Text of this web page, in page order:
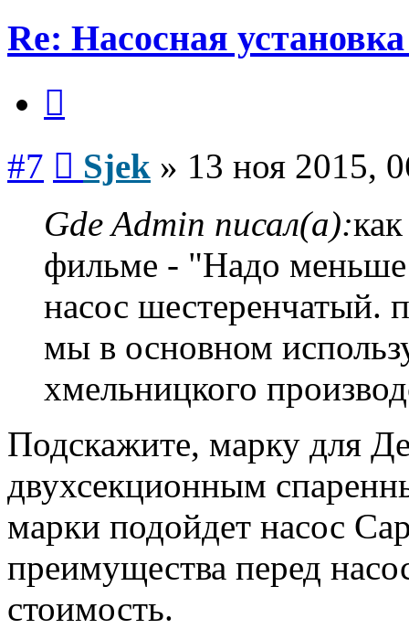
Re: Насосная
#7 Sjek » 13 ноя 2015,
Gde Admin писал(а):
фильме - "Надо
насос шестеренчатый.
мы в основном
хмельницкого
Подскажите, марку для
двухсекционным
марки подойдет насос
преимущества перед
стоимость.